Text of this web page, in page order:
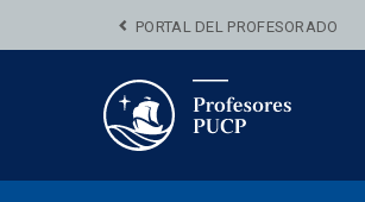
PORTAL DEL PROFESORADO